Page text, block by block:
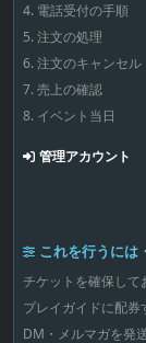
4. 電話受付の手順
5. 注文の処理
6. 注文のキャンセル
7. 売上の確認
8. イベント当日
管理アカウント
これを行うには
チケットを確保して
プレイガイドに配券
DM・メルマガを発